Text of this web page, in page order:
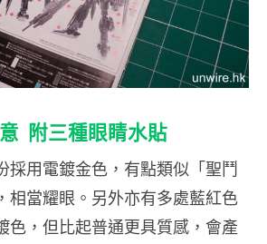
附三種眼睛水貼
採用電鍍金色，有點類似「聖鬥
相當耀眼。另外亦有多處藍紅色
色，但比起普通更具質感，會產